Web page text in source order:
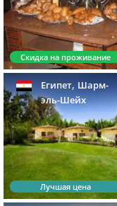
Скидка на проживание
Египет, Шарм-
эль-Шейх
Лучшая цена